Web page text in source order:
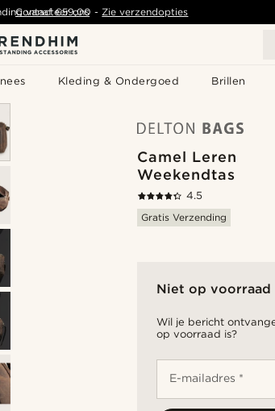
Kleding & Ondergoed Brillen
vanaf€59,00 -Zie verzendopties
Contacteer ons
Camel Leren
Weekendtas
4.5
Gratis Verzending
Niet op voorraad
Wil je bericht
op voorraad is?
E-mailadres *